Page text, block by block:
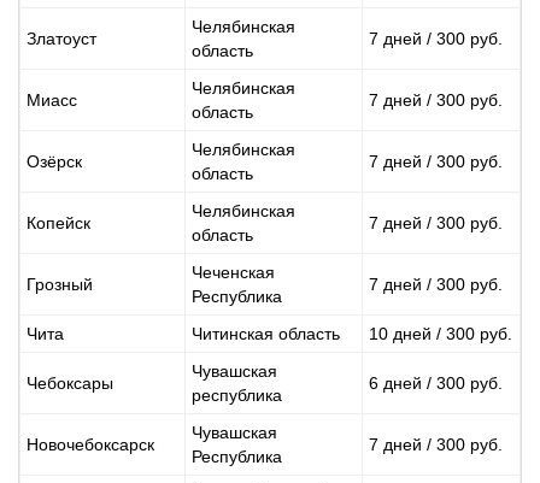
Златоуст
Челябинская
область
7 дней / 300 руб.
Миасс
Челябинская
область
7 дней / 300 руб.
Озёрск
Челябинская
область
7 дней / 300 руб.
Копейск
Челябинская
область
7 дней / 300 руб.
Грозный
Чеченская
Республика
7 дней / 300 руб.
Чита Читинская область 10 дней / 300 руб.
Чебоксары
Чувашская
республика
6 дней / 300 руб.
Новочебоксарск
Чувашская
Республика
7 дней / 300 руб.